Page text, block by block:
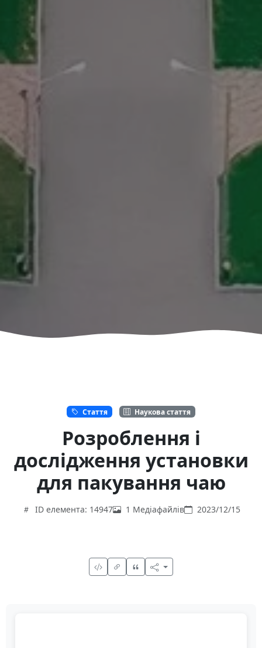
Стаття Наукова стаття
Розроблення і
дослідження установки
для пакування чаю
ID елемента: 14947 1 Медіафайлів 2023/12/15